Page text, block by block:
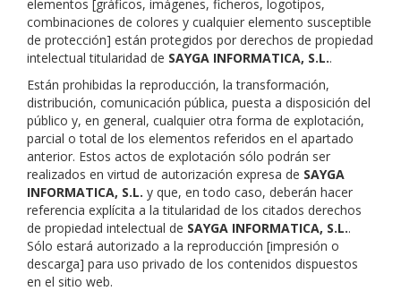
elementos [gráficos, imágenes, ficheros, logotipos,
combinaciones de colores y cualquier elemento susceptible
de protección] están protegidos por derechos de propiedad
intelectual titularidad de SAYGA INFORMATICA, S.L..
Están prohibidas la reproducción, la transformación,
distribución, comunicación pública, puesta a disposición del
público y, en general, cualquier otra forma de explotación,
parcial o total de los elementos referidos en el apartado
anterior. Estos actos de explotación sólo podrán ser
realizados en virtud de autorización expresa de SAYGA
INFORMATICA, S.L. y que, en todo caso, deberán hacer
referencia explícita a la titularidad de los citados derechos
de propiedad intelectual de SAYGA INFORMATICA, S.L..
Sólo estará autorizado a la reproducción [impresión o
descarga] para uso privado de los contenidos dispuestos
en el sitio web.